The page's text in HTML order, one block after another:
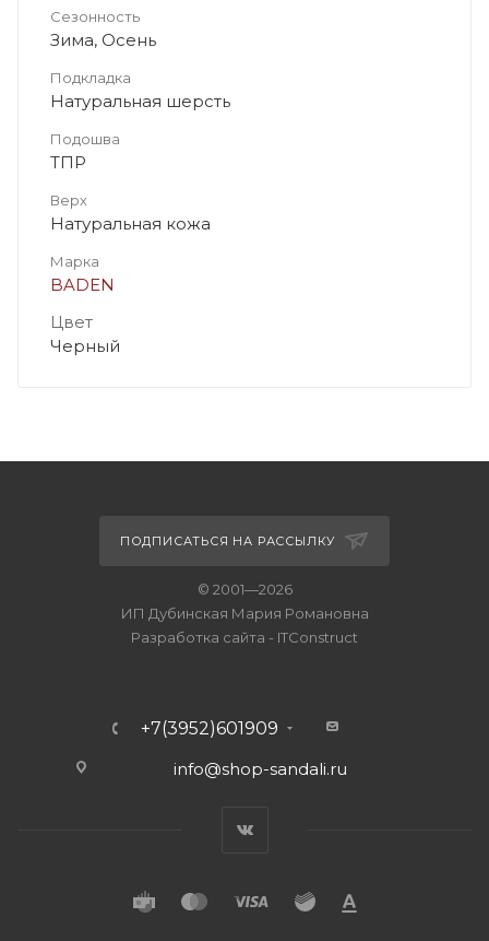
Сезонность
Зима, Осень
Подкладка
Натуральная шерсть
Подошва
ТПР
Верх
Натуральная кожа
Марка
BADEN
Цвет
Черный
ПОДПИСАТЬСЯ НА РАССЫЛКУ
© 2001—2026
ИП Дубинская Мария Романовна
Разработка сайта - ITConstruct
+7(3952)601909
info@shop-sandali.ru